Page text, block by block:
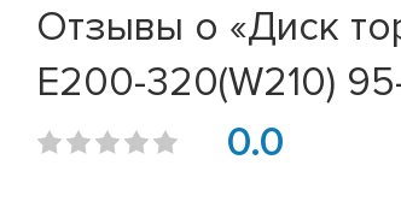
Отзывы о «Диск
E200-320(W210)
0.0